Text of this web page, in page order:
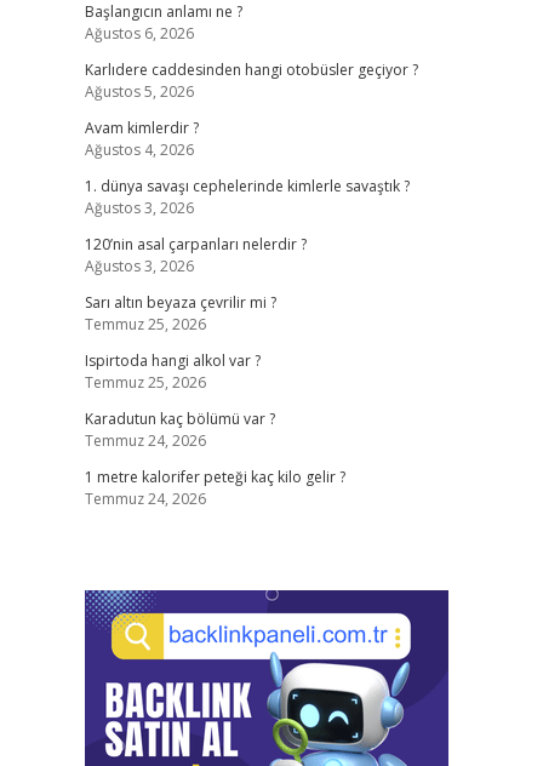
Başlangıcın anlamı ne ?
Ağustos 6, 2026
Karlıdere caddesinden hangi otobüsler geçiyor ?
Ağustos 5, 2026
Avam kimlerdir ?
Ağustos 4, 2026
1. dünya savaşı cephelerinde kimlerle savaştık ?
Ağustos 3, 2026
120’nin asal çarpanları nelerdir ?
Ağustos 3, 2026
Sarı altın beyaza çevrilir mi ?
Temmuz 25, 2026
Ispirtoda hangi alkol var ?
Temmuz 25, 2026
Karadutun kaç bölümü var ?
Temmuz 24, 2026
1 metre kalorifer peteği kaç kilo gelir ?
Temmuz 24, 2026